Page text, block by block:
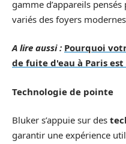
gamme d’appareils
variés des foyers
A lire aussi : Pourquoi
de fuite d'eau à Paris
Technologie de pointe
Bluker s’appuie sur des
garantir une expérience